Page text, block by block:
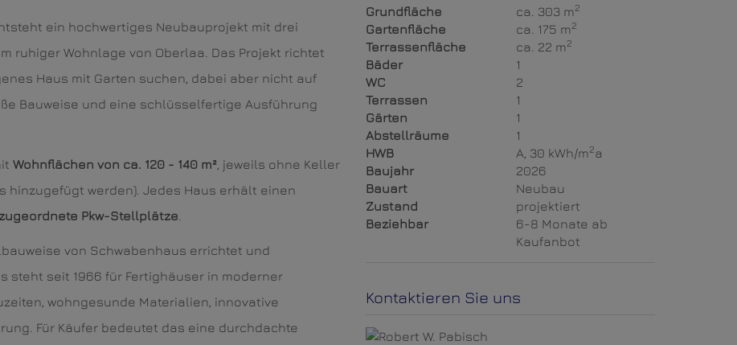
ein hochwertiges Neubauprojekt mit drei
ruhiger Wohnlage von Oberlaa. Das Projekt richtet
Haus mit Garten suchen, dabei aber nicht auf
Bauweise und eine schlüsselfertige Ausführung
Wohnflächen von ca. 120 - 140 m² , jeweils ohne Keller
hinzugefügt werden). Jedes Haus erhält einen
Pkw-Stellplätze
von Schwabenhaus errichtet und
seit 1966 für Fertighäuser in moderner
wohngesunde Materialien, innovative
Für Käufer bedeutet das eine durchdachte
Grundfläche ca. 303 m2
Gartenfläche ca. 175 m2
Terrassenfläche ca. 22 m2
Bäder
1
WC
2
Terrassen
1
Gärten
1
Abstellräume
1
HWB
A, 30 kWh/m2a
Baujahr
2026
Bauart
Neubau
Zustand
projektiert
Beziehbar
6-8 Monate ab
Kaufanbot
Kontaktieren Sie uns